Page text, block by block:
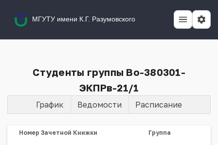
МГУТУ имени К.Г. Разумовского
Студенты группы Во-380301-
ЭКПРв-21/1
График Ведомости Расписание
Номер Зачетной Книжки Группа